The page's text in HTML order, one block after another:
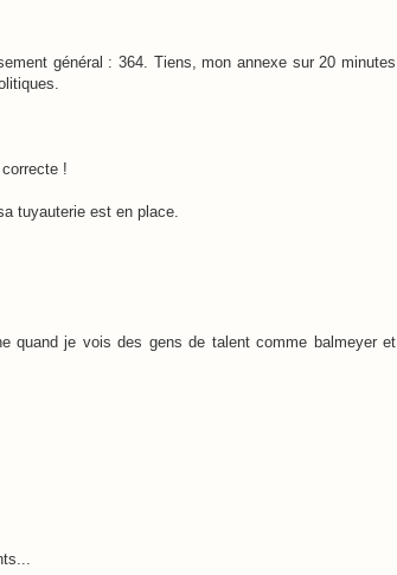
général : 364. Tiens, mon annexe sur 20 minutes
!
tuyauterie est en place.
quand je vois des gens de talent comme balmeyer et